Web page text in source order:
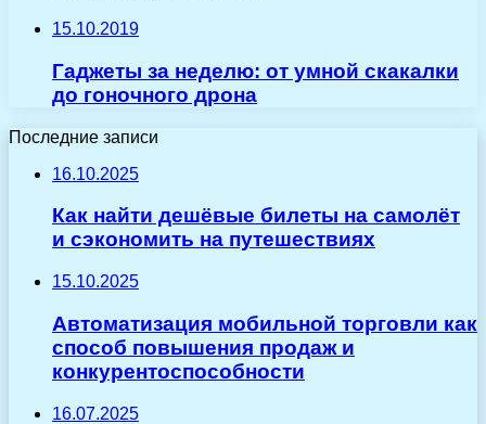
15.10.2019
Гаджеты за неделю: от умной скакалки
до гоночного дрона
Последние записи
16.10.2025
Как найти дешёвые билеты на самолёт
и сэкономить на путешествиях
15.10.2025
Автоматизация мобильной торговли как
способ повышения продаж и
конкурентоспособности
16.07.2025